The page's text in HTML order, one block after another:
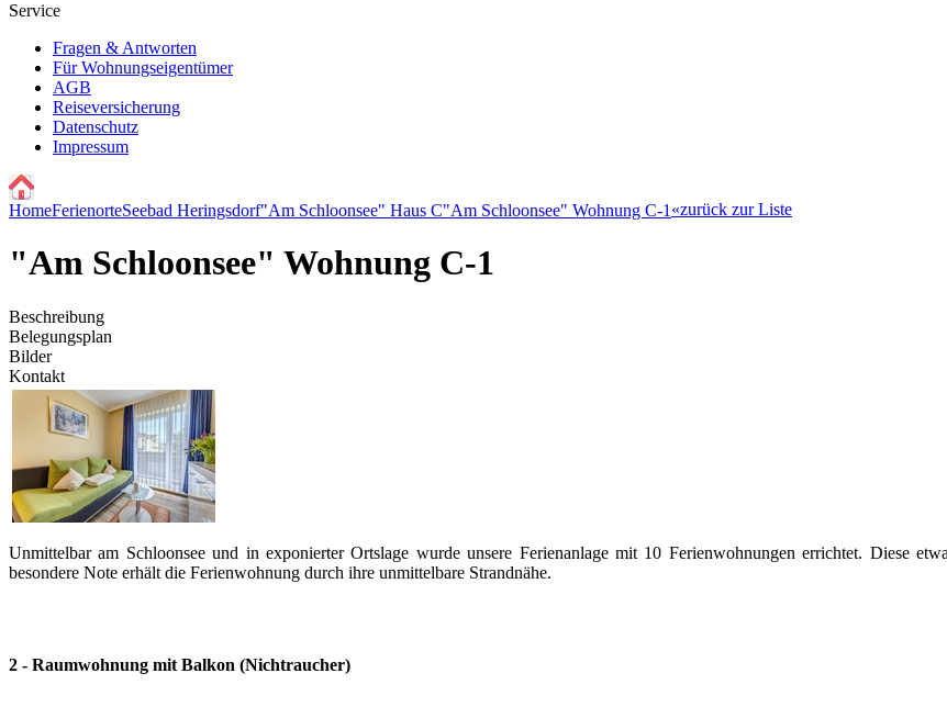
Service
Fragen & Antworten
Für Wohnungseigentümer
AGB
Reiseversicherung
Datenschutz
Impressum
HomeFerienorteSeebad Heringsdorf"Am Schloonsee" Haus C"Am Schloonsee" Wohnung C-1 «zurück zur Liste
"Am Schloonsee" Wohnung C-1
Beschreibung
Belegungsplan
Bilder
Kontakt
Unmittelbar am Schloonsee und in exponierter Ortslage wurde unsere Ferienanlage mit 10 Ferienwohnungen errichtet. Diese
besondere Note erhält die Ferienwohnung durch ihre unmittelbare Strandnähe.
2 - Raumwohnung mit Balkon (Nichtraucher)